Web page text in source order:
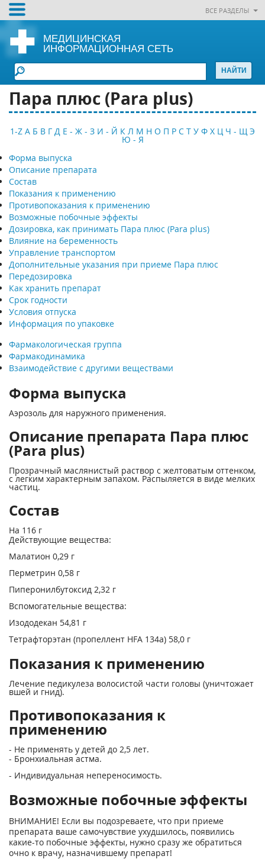
ВСЕ РАЗДЕЛЫ
МЕДИЦИНСКАЯ
ИНФОРМАЦИОННАЯ СЕТЬ
Пара плюс (Para plus)
1-Z А Б В Г Д Е - Ж - З И - Й К Л М Н О П Р С Т У Ф Х Ц Ч - Щ Э
Ю - Я
Форма выпуска
Описание препарата
Состав
Показания к применению
Противопоказания к применению
Возможные побочные эффекты
Дозировка, как принимать Пара плюс (Para plus)
Влияние на беременность
Управление транспортом
Дополнительные указания при приеме Пара плюс
Передозировка
Как хранить препарат
Срок годности
Условия отпуска
Информация по упаковке
Фармакологическая группа
Фармакодинамика
Взаимодействие с другими веществами
Форма выпуска
Аэрозоль для наружного применения.
Описание препарата Пара плюс
(Para plus)
Прозрачный маслянистый раствор с желтоватым оттенком,
с легким характерным запахом. Распыляется в виде мелких
частиц.
Состав
На 116 г
Действующие вещества:
Малатион 0,29 г
Перметрин 0,58 г
Пиперонилбутоксид 2,32 г
Вспомогательные вещества:
Изододекан 54,81 г
Тетрафторэтан (пропеллент HFA 134а) 58,0 г
Показания к применению
Лечение педикулеза волосистой части головы (уничтожает
вшей и гнид).
Противопоказания к
применению
- Не применять у детей до 2,5 лет.
- Бронхиальная астма.
- Индивидуальная непереносимость.
Возможные побочные эффекты
ВНИМАНИЕ! Если вы подозреваете, что при приеме
препарата ваше самочувствие ухудшилось, появились
какие-то побочные эффекты, нужно сразу же обратиться
очно к врачу, назначившему препарат!